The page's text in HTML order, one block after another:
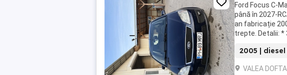
Ford Focus C-
până în 2027-
an fabricație
trepte. Detalii: *
2005 | diesel
VALEA